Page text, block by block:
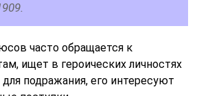
часто обращается к
ищет в героических личностях
подражания, его интересуют